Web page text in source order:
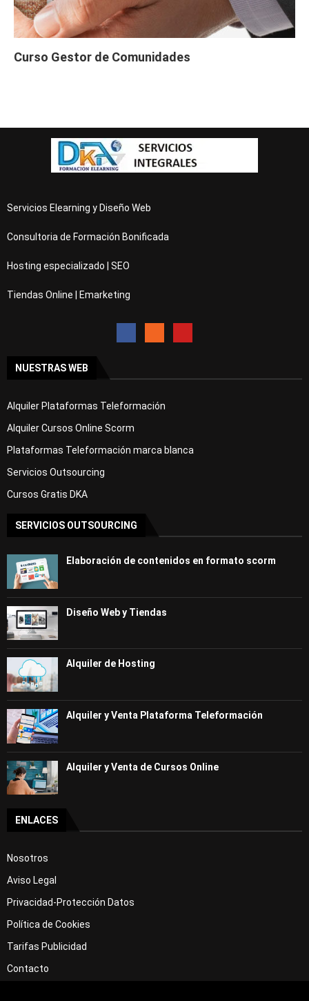
Curso Gestor de Comunidades
Servicios Elearning y Diseño Web
Consultoria de Formación Bonificada
Hosting especializado | SEO
Tiendas Online | Emarketing
NUESTRAS WEB
Alquiler Plataformas Teleformación
Alquiler Cursos Online Scorm
Plataformas Teleformación marca blanca
Servicios Outsourcing
Cursos Gratis DKA
SERVICIOS OUTSOURCING
Elaboración de contenidos en formato scorm
Diseño Web y Tiendas
Alquiler de Hosting
Alquiler y Venta Plataforma Teleformación
Alquiler y Venta de Cursos Online
ENLACES
Nosotros
Aviso Legal
Privacidad-Protección Datos
Política de Cookies
Tarifas Publicidad
Contacto